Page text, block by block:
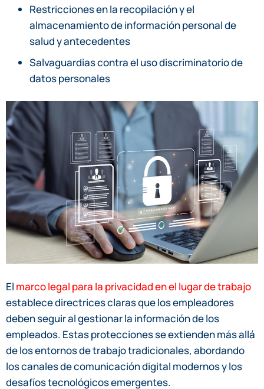
Restricciones en la recopilación y el
almacenamiento de información personal de
salud y antecedentes
Salvaguardias contra el uso discriminatorio de
datos personales
El marco legal para la privacidad en el lugar de trabajo
establece directrices claras que los empleadores
deben seguir al gestionar la información de los
empleados. Estas protecciones se extienden más allá
de los entornos de trabajo tradicionales, abordando
los canales de comunicación digital modernos y los
desafíos tecnológicos emergentes.